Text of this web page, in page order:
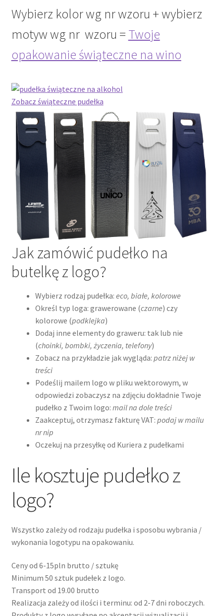
Wybierz kolor wg nr wzoru + wybierz
motyw wg nr wzoru = Twoje
opakowanie świąteczne na wino
Zobacz świąteczne pudełka
Jak zamówić pudełko na
butelkę z logo?
Wybierz rodzaj pudełka: eco, białe, kolorowe
Określ typ loga: grawerowane (czarne) czy
kolorowe (podklejka)
Dodaj inne elementy do graweru: tak lub nie
(choinki, bombki, życzenia, telefony)
Zobacz na przykładzie jak wygląda: patrz niżej w
treści
Podeślij mailem logo w pliku wektorowym, w
odpowiedzi zobaczysz na zdjęciu dokładnie Twoje
pudełko z Twoim logo: mail na dole treści
Zaakceptuj, otrzymasz fakturę VAT: podaj w mailu
nr nip
Oczekuj na przesyłkę od Kuriera z pudełkami
Ile kosztuje pudełko z
logo?
Wszystko zależy od rodzaju pudełka i sposobu wybrania /
wykonania logotypu na opakowaniu.
Ceny od 6-15pln brutto / sztukę
Minimum 50 sztuk pudełek z logo.
Transport od 19.00 brutto
Realizacja zależy od ilości i terminu: od 2-7 dni roboczych.